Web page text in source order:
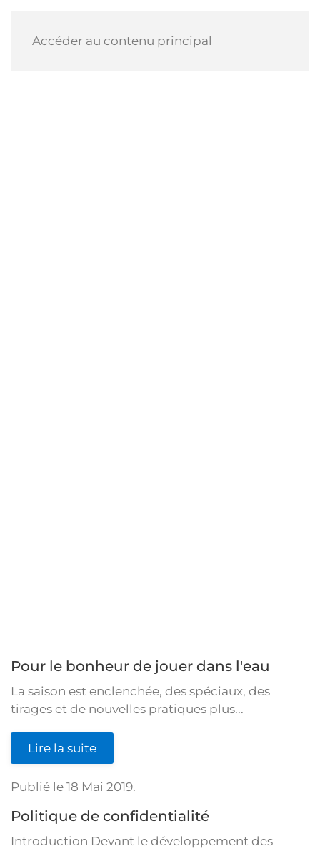
Accéder au contenu principal
Pour le bonheur de jouer dans l'eau
La saison est enclenchée, des spéciaux, des
tirages et de nouvelles pratiques plus...
Lire la suite
Publié le 18 Mai 2019.
Politique de confidentialité
Introduction Devant le développement des